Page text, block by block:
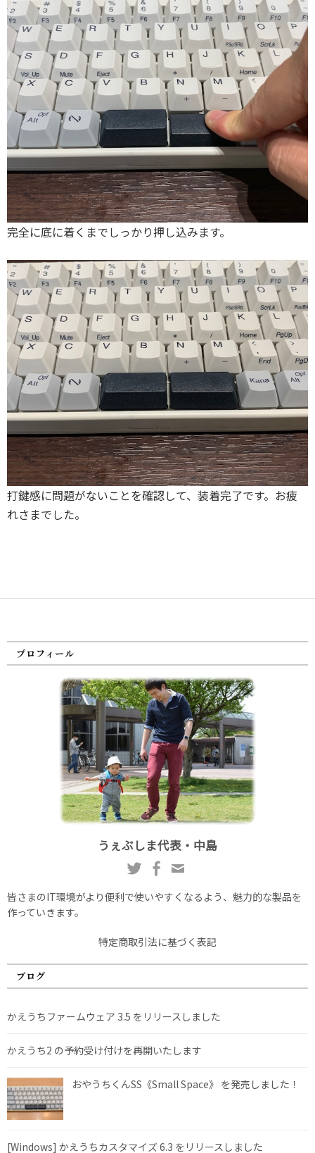
完全に底に着くまでしっかり押し込みます。
打鍵感に問題がないことを確認して、装着完了です。お疲
れさまでした。
プロフィール
うぇぶしま代表・中島
皆さまのIT環境がより便利で使いやすくなるよう、魅力的な製品を
作っていきます。
特定商取引法に基づく表記
ブログ
かえうちファームウェア 3.5 をリリースしました
かえうち2 の予約受け付けを再開いたします
おやうちくんSS《Small Space》 を発売しました！
[Windows] かえうちカスタマイズ 6.3 をリリースしました